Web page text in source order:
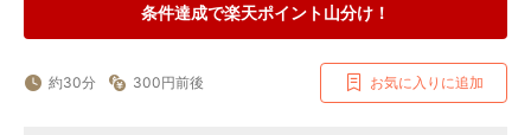
条件達成で楽天ポイント山分け！
約30分 300円前後 お気に入りに追加